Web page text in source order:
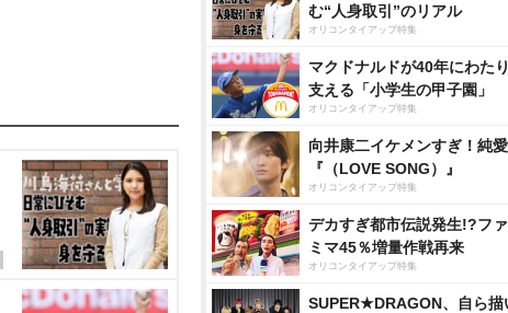
む“人身取引”のリアル
オリコンタイアップ特集
マクドナルドが40年にわたり
支える「小学生の甲子園」
オリコンタイアップ特集
向井康二イケメンすぎ！純愛
『（LOVE SONG）』
オリコンタイアップ特集
デカすぎ都市伝説発生!?ファ
ミマ45％増量作戦再来
オリコンタイアップ特集
SUPER★DRAGON、自ら描